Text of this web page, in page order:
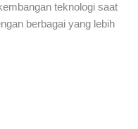
teknologi saat
berbagai yang lebih